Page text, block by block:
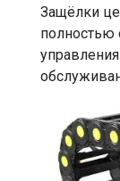
Защёлки
полностью